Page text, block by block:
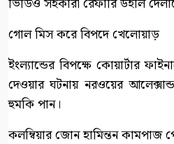
গোল মিস করে বিপদে খেলোয়াড়
ইংল্যান্ডের বিপক্ষে কোয়ার্টার
দেওয়ার ঘটনায় নরওয়ের
হুমকি পান।
কলম্বিয়ার জোন হামিন্তন কামপাজ